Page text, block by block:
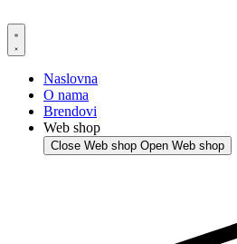
to
content
Naslovna
O nama
Brendovi
Web shop
Close Web shop Open Web shop